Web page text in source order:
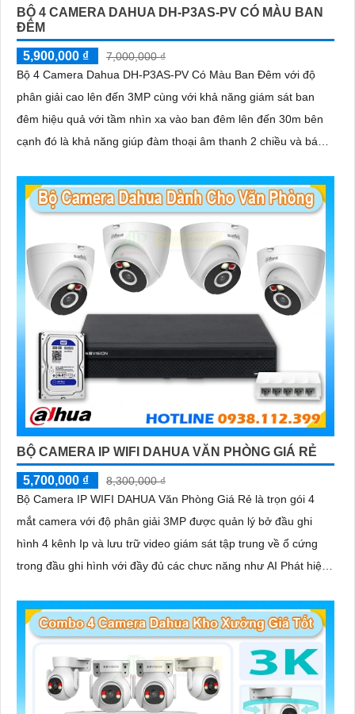
BỘ 4 CAMERA DAHUA DH-P3AS-PV CÓ MÀU BAN
ĐÊM
5,900,000 ₫
7,000,000 ₫
Bộ 4 Camera Dahua DH-P3AS-PV Có Màu Ban Đêm với độ
phân giải cao lên đến 3MP cùng với khả năng giám sát ban
đêm hiệu quả với tầm nhìn xa vào ban đêm lên đến 30m bên
cạnh đó là khả năng giúp đàm thoại âm thanh 2 chiều và báo
BỘ CAMERA IP WIFI DAHUA VĂN PHÒNG GIÁ RẺ
5,700,000 ₫
8,300,000 ₫
Bộ Camera IP WIFI DAHUA Văn Phòng Giá Rẻ là trọn gói 4
mắt camera với độ phân giải 3MP được quản lý bở đầu ghi
hình 4 kênh Ip và lưu trữ video giám sát tập trung về ổ cứng
trong đầu ghi hình với đầy đủ các chưc năng như AI Phát hiện
vào ban đêm